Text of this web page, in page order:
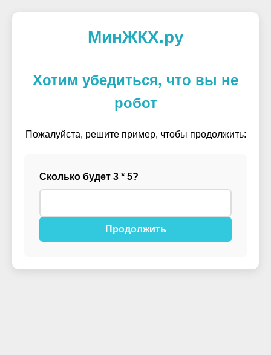
МинЖКХ.ру
Хотим убедиться, что вы не
робот
Пожалуйста, решите пример, чтобы продолжить:
Сколько будет 3 * 5?
Продолжить